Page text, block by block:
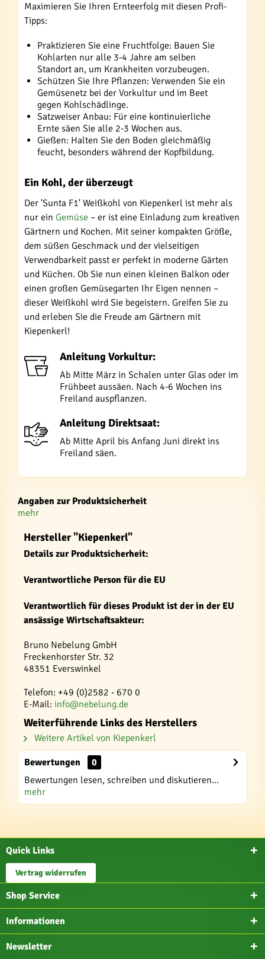
Maximieren Sie Ihren Ernteerfolg mit diesen Profi-
Tipps:
Praktizieren Sie eine Fruchtfolge: Bauen Sie
Kohlarten nur alle 3-4 Jahre am selben
Standort an, um Krankheiten vorzubeugen.
Schützen Sie Ihre Pflanzen: Verwenden Sie ein
Gemüsenetz bei der Vorkultur und im Beet
gegen Kohlschädlinge.
Satzweiser Anbau: Für eine kontinuierliche
Ernte säen Sie alle 2-3 Wochen aus.
Gießen: Halten Sie den Boden gleichmäßig
feucht, besonders während der Kopfbildung.
Ein Kohl, der überzeugt
Der 'Sunta F1' Weißkohl von Kiepenkerl ist mehr als
nur ein Gemüse – er ist eine Einladung zum kreativen
Gärtnern und Kochen. Mit seiner kompakten Größe,
dem süßen Geschmack und der vielseitigen
Verwendbarkeit passt er perfekt in moderne Gärten
und Küchen. Ob Sie nun einen kleinen Balkon oder
einen großen Gemüsegarten Ihr Eigen nennen –
dieser Weißkohl wird Sie begeistern. Greifen Sie zu
und erleben Sie die Freude am Gärtnern mit
Kiepenkerl!
Anleitung Vorkultur:
Ab Mitte März in Schalen unter Glas oder im
Frühbeet aussäen. Nach 4-6 Wochen ins
Freiland auspflanzen.
Anleitung Direktsaat:
Ab Mitte April bis Anfang Juni direkt ins
Freiland säen.
Angaben zur Produktsicherheit
mehr
Hersteller "Kiepenkerl"
Details zur Produktsicherheit:
Verantwortliche Person für die EU
Verantwortlich für dieses Produkt ist der in der EU
ansässige Wirtschaftsakteur:
Bruno Nebelung GmbH
Freckenhorster Str. 32
48351 Everswinkel
Telefon: +49 (0)2582 - 670 0
E-Mail: info@nebelung.de
Weiterführende Links des Herstellers
Weitere Artikel von Kiepenkerl
Bewertungen
0
Bewertungen lesen, schreiben und diskutieren...
mehr
Quick Links
Vertrag widerrufen
Shop Service
Informationen
Newsletter